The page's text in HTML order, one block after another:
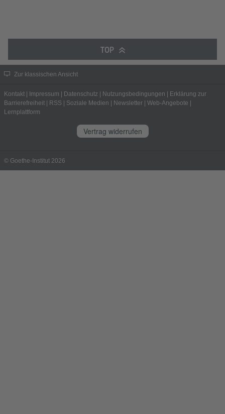
TOP
Zur klassischen Ansicht
Kontakt Impressum Datenschutz Nutzungsbedingungen
Erklärung zur
Barrierefreiheit
RSS Soziale Medien Newsletter Web-Angebote
Lernplattform
Vertrag widerrufen
© Goethe-Institut 2026